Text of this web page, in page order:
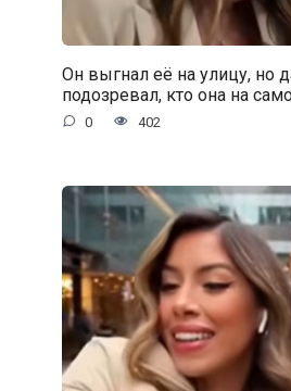
Он выгнал её на улицу, но
подозревал, кто она на
0 402